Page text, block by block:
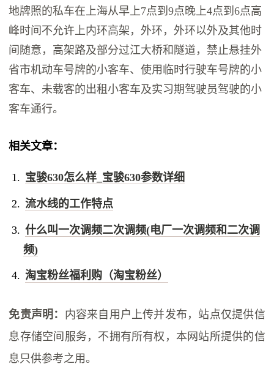
地牌照的私车在上海从早上7点到9点晚上4点到6点高
峰时间不允许上内环高架，外环，外环以外及其他时
间随意，高架路及部分过江大桥和隧道，禁止悬挂外
省市机动车号牌的小客车、使用临时行驶车号牌的小
客车、未载客的出租小客车及实习期驾驶员驾驶的小
客车通行。
相关文章：
宝骏630怎么样_宝骏630参数详细
流水线的工作特点
什么叫一次调频二次调频(电厂一次调频和二次调
频)
淘宝粉丝福利购（淘宝粉丝）
免责声明： 内容来自用户上传并发布，站点仅提供信
息存储空间服务，不拥有所有权，本网站所提供的信
息只供参考之用。